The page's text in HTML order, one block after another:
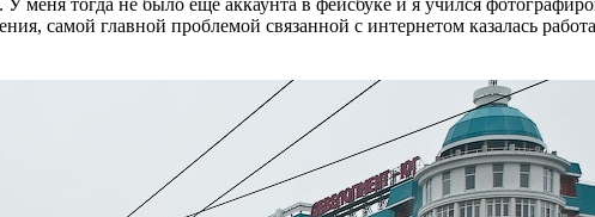
самой главной проблемой связанной с интернетом казалась работа